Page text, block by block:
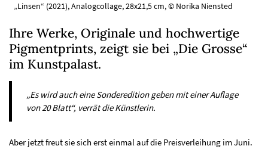
„Linsen“ (2021), Analogcollage, 28x21,5 cm, © Norika Niensted
Ihre Werke, Originale und hochwertige
Pigmentprints, zeigt sie bei „Die Grosse“
im Kunstpalast.
„Es wird auch eine Sonderedition geben mit einer Auflage
von 20 Blatt“, verrät die Künstlerin.
Aber jetzt freut sie sich erst einmal auf die Preisverleihung im Juni.